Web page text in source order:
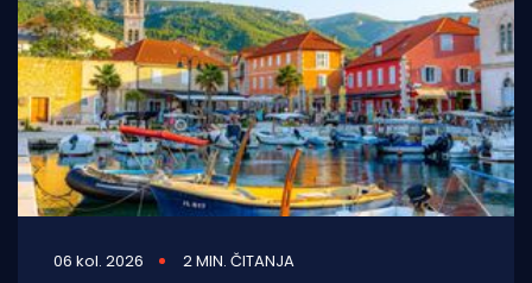
06 kol. 2026 2 MIN. ČITANJA